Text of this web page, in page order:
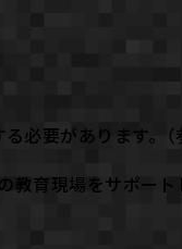
要があります。（
育現場をサポー